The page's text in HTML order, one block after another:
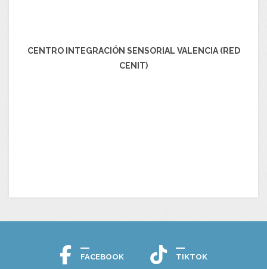
CENTRO INTEGRACIÓN SENSORIAL VALENCIA (RED
CENIT)
FACEBOOK TIKTOK